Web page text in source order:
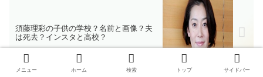
須藤理彩の子供の学校？名前と画像？夫
は死去？インスタと高校？
メニュー ホーム 検索 トップ サイドバー